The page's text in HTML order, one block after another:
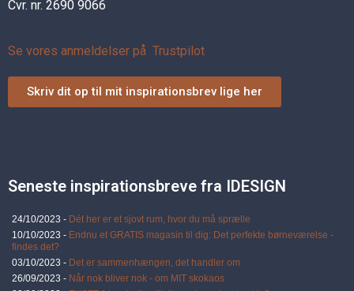
Cvr. nr. 2690 9066
Se vores anmeldelser på Trustpilot
Skriv dit op til mit inspirationsbrev lige her
Seneste inspirationsbreve fra IDESIGN
24/10/2023 - Dét her er et sjovt rum, hvor du må sprælle
10/10/2023 - Endnu et GRATIS magasin til dig: Det perfekte børneværelse -
findes det?
03/10/2023 - Det er sammenhængen, det handler om
26/09/2023 - Når nok bliver nok - om MIT skokaos